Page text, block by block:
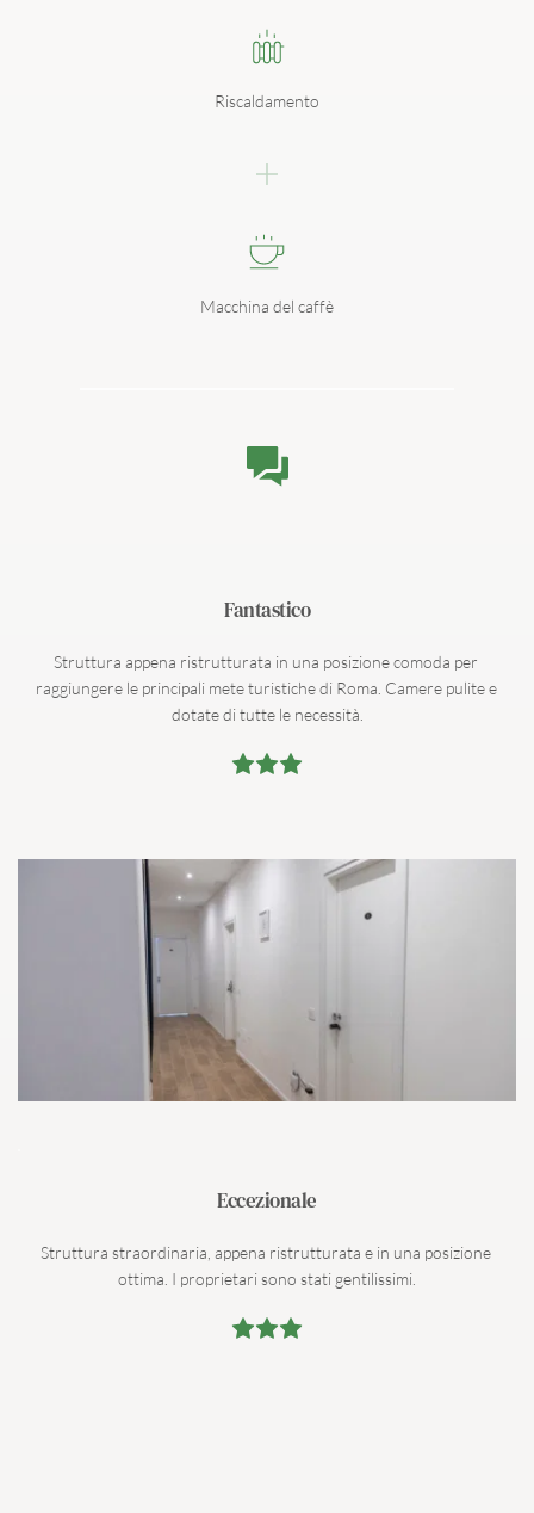
Riscaldamento
Macchina del caffè
Fantastico
Struttura appena ristrutturata in una posizione comoda per
raggiungere le principali mete turistiche di Roma. Camere pulite e
dotate di tutte le necessità.
Eccezionale
Struttura straordinaria, appena ristrutturata e in una posizione
ottima. I proprietari sono stati gentilissimi.